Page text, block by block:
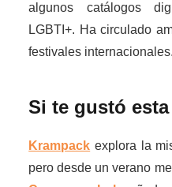
algunos catálogos
LGBTI+. Ha circulado
festivales internacionales.
Si te gustó
Krampack explora la
pero desde un verano